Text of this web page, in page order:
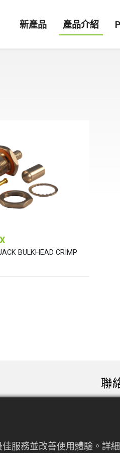
新產品 產品介紹
BULKHEAD CRIMP
聯
服務並改善使用體驗。詳